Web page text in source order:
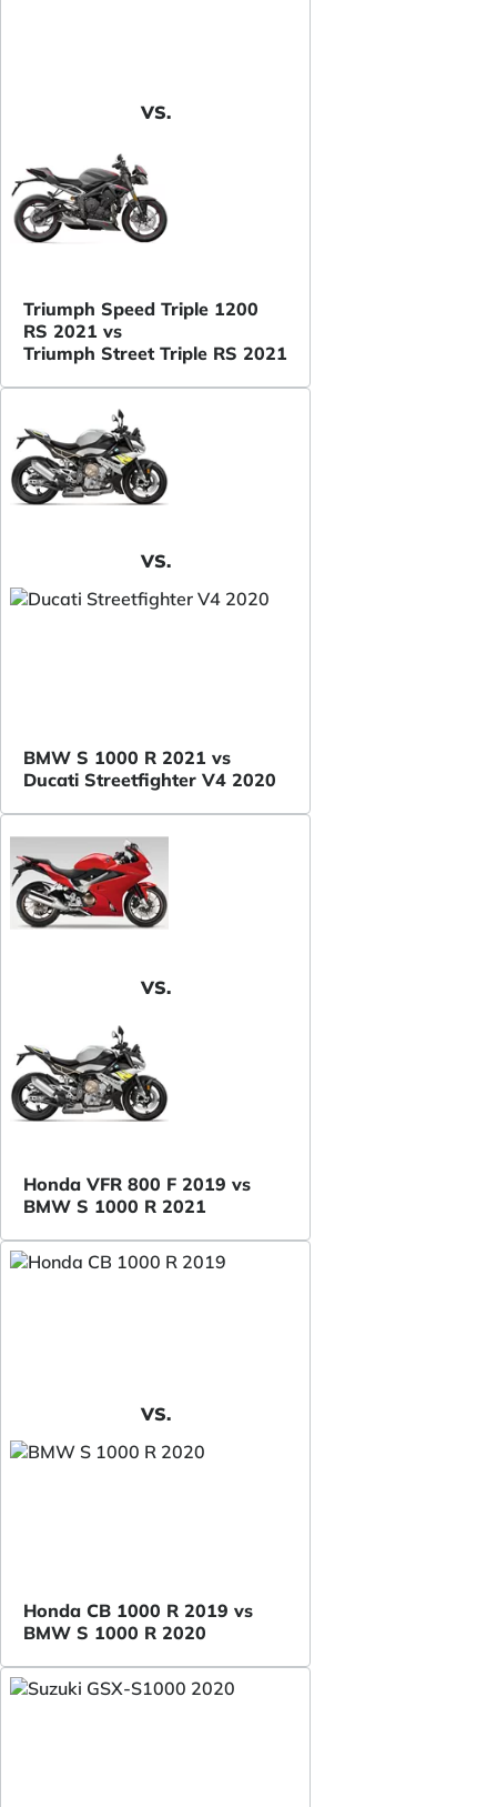
VS.
Triumph Speed Triple 1200
RS 2021 vs
Triumph Street Triple RS 2021
VS.
BMW S 1000 R 2021 vs
Ducati Streetfighter V4 2020
VS.
Honda VFR 800 F 2019 vs
BMW S 1000 R 2021
VS.
Honda CB 1000 R 2019 vs
BMW S 1000 R 2020